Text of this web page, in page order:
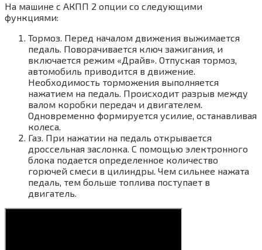
На машине с АКПП 2 опции со следующими
функциями:
Тормоз. Перед началом движения выжимается
педаль. Поворачивается ключ зажигания, и
включается режим «Драйв». Отпуская тормоз,
автомобиль приводится в движение.
Необходимость торможения выполняется
нажатием на педаль. Происходит разрыв между
валом коробки передач и двигателем.
Одновременно формируется усилие, останавливая
колеса.
Газ. При нажатии на педаль открывается
дроссельная заслонка. С помощью электронного
блока подается определенное количество
горючей смеси в цилиндры. Чем сильнее нажата
педаль, тем больше топлива поступает в
двигатель.